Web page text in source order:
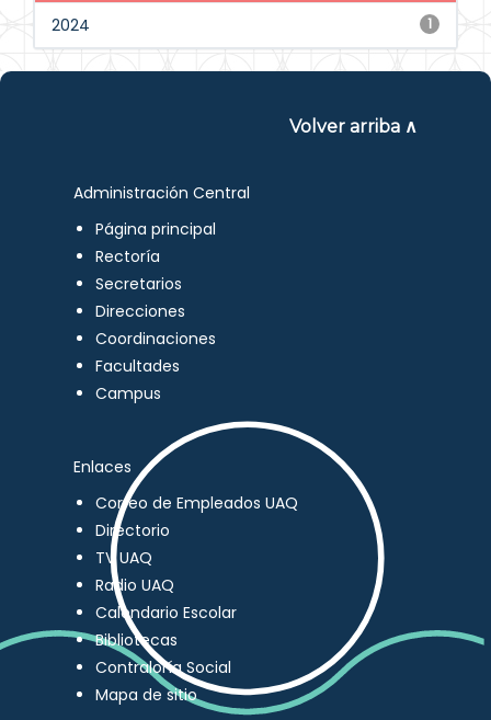
1
2024
Volver arriba ∧
Administración Central
Página principal
Rectoría
Secretarios
Direcciones
Coordinaciones
Facultades
Campus
Enlaces
Correo de Empleados UAQ
Directorio
TV UAQ
Radio UAQ
Calendario Escolar
Bibliotecas
Contraloría Social
Mapa de sitio